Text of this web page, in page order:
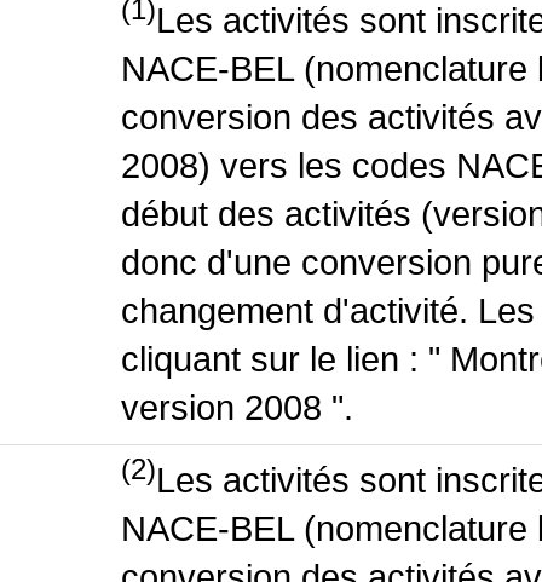
(1)Les activités sont
NACE-BEL
conversion des activités
2008) vers les codes
début des activités
donc d'une conversion
changement d'activité.
cliquant sur le lien : "
version 2008 ".
(2)Les activités sont
NACE-BEL